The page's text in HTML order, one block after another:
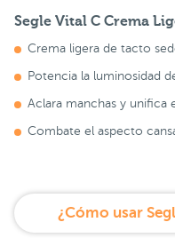
Segle Vital C Crema
Crema ligera de tacto
Potencia la luminosidad
Aclara manchas y unifica
Combate el aspecto
¿Cómo usar